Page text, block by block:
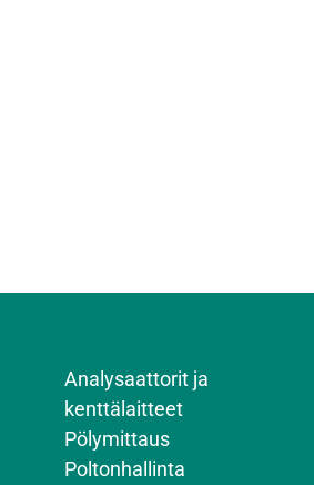
Analysaattorit ja
kenttälaitteet
Pölymittaus
Poltonhallinta